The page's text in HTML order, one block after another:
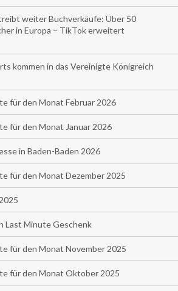
weiter Buchverkäufe: Über 50
in Europa – TikTok erweitert
kommen in das Vereinigte Königreich
für den Monat Februar 2026
für den Monat Januar 2026
in Baden-Baden 2026
für den Monat Dezember 2025
Last Minute Geschenk
für den Monat November 2025
für den Monat Oktober 2025